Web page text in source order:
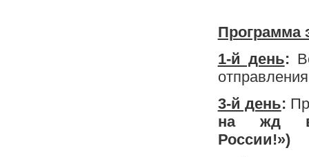
Программа
1-й день:
3-й день:
на жд